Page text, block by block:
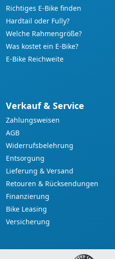
Richtiges E-Bike finden
Hardtail oder Fully?
Welche Rahmengröße?
Was kostet ein E-Bike?
E-Bike Reichweite
Verkauf & Service
Zahlungsweisen
AGB
Widerrufsbelehrung
Entsorgung
Lieferung & Versand
Retouren & Rücksendungen
Finanzierung
Bike Leasing
Versicherung